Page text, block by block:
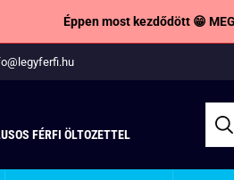
Éppen most kezdődött 😁
FÉRFI ÖLTOZETTEL